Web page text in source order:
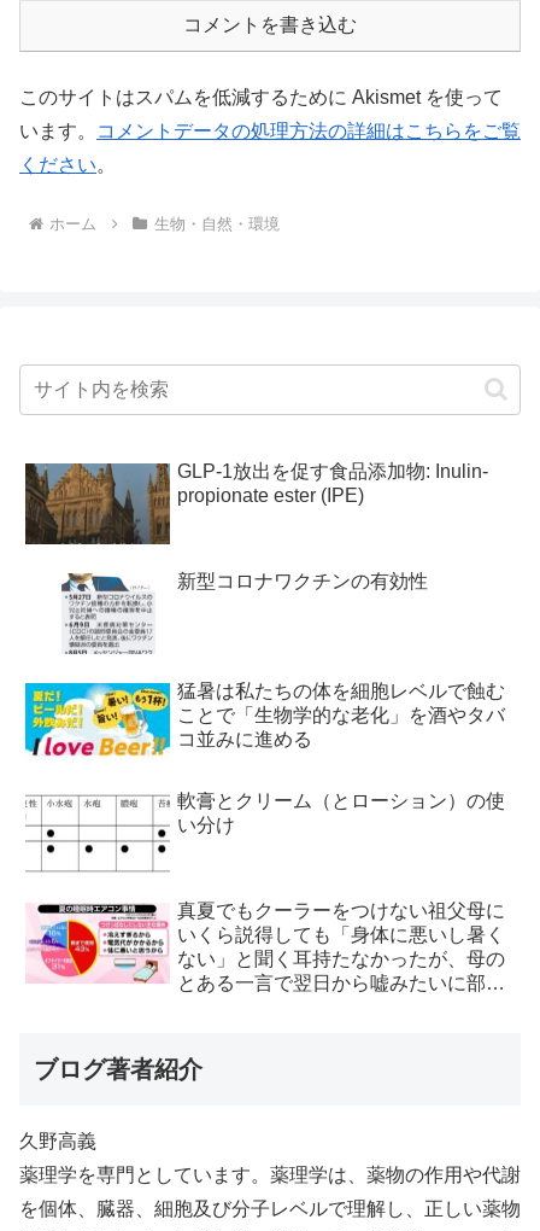
コメントを書き込む
このサイトはスパムを低減するために Akismet を使って
います。
コメントデータの処理方法の詳細はこちらをご覧
ください。
ホーム 生物・自然・環境
GLP-1放出を促す食品添加物: Inulin-
propionate ester (IPE)
新型コロナワクチンの有効性
猛暑は私たちの体を細胞レベルで蝕む
ことで「生物学的な老化」を酒やタバ
コ並みに進める
軟膏とクリーム（とローション）の使
い分け
真夏でもクーラーをつけない祖父母に
いくら説得しても「身体に悪いし暑く
ない」と聞く耳持たなかったが、母の
とある一言で翌日から嘘みたいに部屋
ブログ著者紹介
久野高義
薬理学を専門としています。薬理学は、薬物の作用や代謝
を個体、臓器、細胞及び分子レベルで理解し、正しい薬物